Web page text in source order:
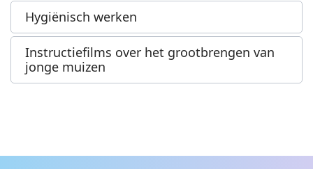
Hygiënisch werken
Instructiefilms over het grootbrengen van
jonge muizen